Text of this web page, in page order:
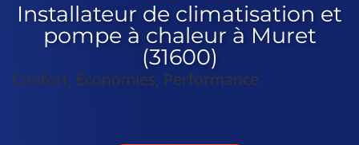
Installateur de climatisation et
pompe à chaleur à Muret
(31600)
Confort, Économies, Performance